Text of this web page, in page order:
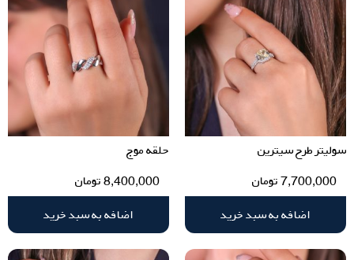
سولیتر طرح سیترین
7,700,000تومان
اضافه به سبد خرید
حلقه موج
8,400,000تومان
اضافه به سبد خرید